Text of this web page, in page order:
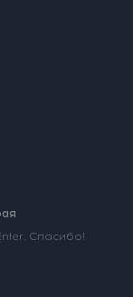
Спасибо!